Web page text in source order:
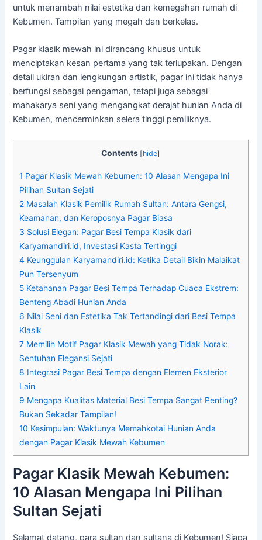
untuk menambah nilai estetika dan kemegahan rumah di
Kebumen. Tampilan yang megah dan berkelas.
Pagar klasik mewah ini dirancang khusus untuk
menciptakan kesan pertama yang tak terlupakan. Dengan
detail ukiran dan lengkungan artistik, pagar ini tidak hanya
berfungsi sebagai pengaman, tetapi juga sebagai
mahakarya seni yang mengangkat derajat hunian Anda di
Kebumen, mencerminkan selera tinggi pemiliknya.
Contents [hide]
1 Pagar Klasik Mewah Kebumen: 10 Alasan Mengapa Ini
Pilihan Sultan Sejati
2 Masalah Klasik Pemilik Rumah Sultan: Antara Gengsi,
Keamanan, dan Keroposnya Pagar Biasa
3 Solusi Elegan: Pagar Besi Tempa Klasik dari
Karyamandiri.id, Investasi Kasta Tertinggi
4 Keunggulan Karyamandiri.id: Ketika Detail Bikin Malaikat
Pun Tersenyum
5 Ketahanan Pagar Besi Tempa Terhadap Cuaca Ekstrem:
Benteng Abadi Hunian Anda
6 Nilai Seni dan Estetika Tak Tertandingi dari Besi Tempa
Klasik
7 Memilih Motif Pagar Klasik Mewah yang Tidak Norak:
Sentuhan Elegansi Sejati
8 Integrasi Pagar Besi Tempa dengan Elemen Eksterior
Lain
9 Mengapa Kualitas Material Besi Tempa Sangat Penting?
Bukan Sekadar Tampilan!
10 Kesimpulan: Waktunya Memahkotai Hunian Anda
dengan Pagar Klasik Mewah Kebumen
Pagar Klasik Mewah Kebumen:
10 Alasan Mengapa Ini Pilihan
Sultan Sejati
Selamat datang, para sultan dan sultana di Kebumen! Siapa